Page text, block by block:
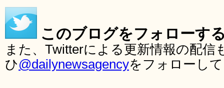
このブログをフォローす
また、Twitterによる更新情報の配
ひ@dailynewsagencyをフォローし